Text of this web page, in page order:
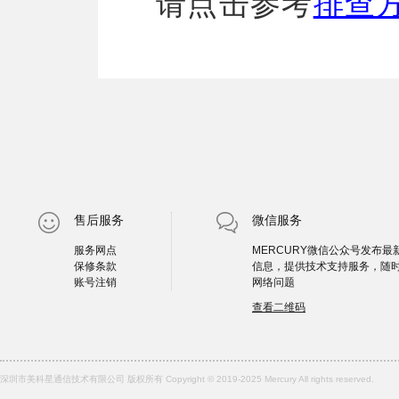
售后服务
服务网点
保修条款
账号注销
微信服务
MERCURY微信公众号发布最
信息，提供技术支持服务，随
网络问题
查看二维码
深圳市美科星通信技术有限公司 版权所有 Copyright © 2019-2025 Mercury All rights reserved.